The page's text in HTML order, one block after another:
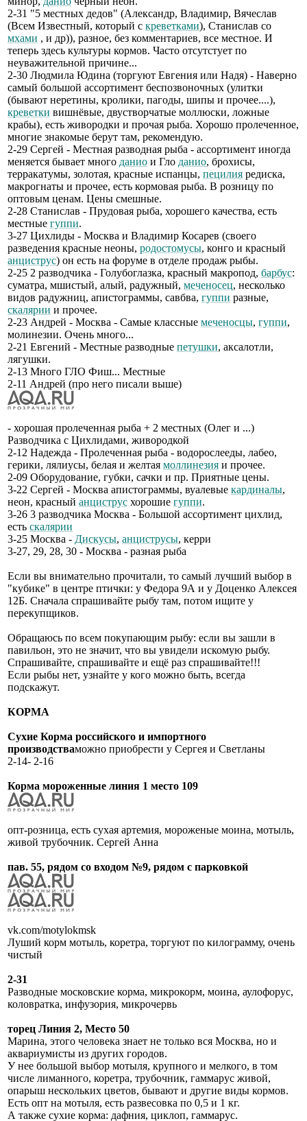
2-31 "5 местных дедов" (Александр, Владимир, Вячеслав
(Всем Известный, который с креветками), Станислав со
мхами , и др)), разное, без комментариев, все местное. И
теперь здесь культуры кормов. Часто отсутстует по
неуважительной причине...
2-30 Людмила Юдина (торгуют Евгения или Надя) - Наверно
самый большой ассортимент беспозвоночных (улитки
(бывают неретины, кролики, пагоды, шипы и прочее....),
креветки вишнёвые, двустворчатые моллюски, ложные
крабы), есть живородки и прочая рыба. Хорошо пролеченное,
многие знакомые берут там, рекомендую.
2-29 Сергей - Местная разводная рыба - ассортимент иногда
меняется бывает много данио и Гло данио, брохисы,
терракатумы, золотая, красные испанцы, пецилия редиска,
макрогнаты и прочее, есть кормовая рыба. В розницу по
оптовым ценам. Цены смешные.
2-28 Станислав - Прудовая рыба, хорошего качества, есть
местные гуппи.
3-27 Цихлиды - Москва и Владимир Косарев (своего
разведения красные неоны, родостомусы, конго и красный
анциструс) он есть на форуме в отделе продаж рыбы.
2-25 2 разводчика - Голубоглазка, красный макропод, барбус:
суматра, мшистый, алый, радужный, меченосец, несколько
видов радужниц, апистограммы, савбва, гуппи разные,
скалярии и прочее.
2-23 Андрей - Москва - Самые классные меченосцы, гуппи,
молинезии. Очень много...
2-21 Евгений - Местные разводные петушки, аксалотли,
лягушки.
2-13 Много ГЛО Фиш... Местные
2-11 Андрей (про него писали выше)
- хорошая пролеченная рыба + 2 местных (Олег и ...)
Разводчика с Цихлидами, живородкой
2-12 Надежда - Пролеченная рыба - водорослееды, лабео,
герики, лялиусы, белая и желтая моллинезия и прочее.
2-09 Оборудование, губки, сачки и пр. Приятные цены.
3-22 Сергей - Москва апистограммы, вуалевые кардиналы,
неон, красный анциструс хорошие гуппи.
3-26 3 разводчика Москва - Большой ассортимент цихлид,
есть скалярии
3-25 Москва - Дискусы, анциструсы, керри
3-27, 29, 28, 30 - Москва - разная рыба
Если вы внимательно прочитали, то самый лучший выбор в
"кубике" в центре птички: у Федора 9А и у Доценко Алексея
12Б. Сначала спрашивайте рыбу там, потом ищите у
перекупщиков.
Обращаюсь по всем покупающим рыбу: если вы зашли в
павильон, это не значит, что вы увидели искомую рыбу.
Спрашивайте, спрашивайте и ещё раз спрашивайте!!!
Если рыбы нет, узнайте у кого можно быть, всегда
подскажут.
КОРМА
Сухие Корма российского и импортного
производстваможно приобрести у Сергея и Светланы
2-14- 2-16
Корма мороженные линия 1 место 109
опт-розница, есть сухая артемия, мороженые моина, мотыль,
живой трубочник. Сергей Анна
пав. 55, рядом со входом №9, рядом с парковкой
vk.com/motylokmsk
Луший корм мотыль, коретра, торгуют по килограмму, очень
чистый
2-31
Разводные московские корма, микрокорм, моина, аулофорус,
коловратка, инфузория, микрочервь
торец Линия 2, Место 50
Марина, этого человека знает не только вся Москва, но и
аквариумисты из других городов.
У нее большой выбор мотыля, крупного и мелкого, в том
числе лиманного, коретра, трубочник, гаммарус живой,
опарыш нескольких цветов, бывают и другие виды кормов.
Есть опт на мотыля, есть развесовка по 0,5 и 1 кг.
А также сухие корма: дафния, циклоп, гаммарус.